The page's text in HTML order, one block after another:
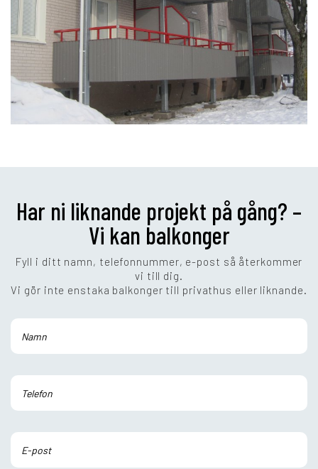
Har ni liknande projekt på gång? –
Vi kan balkonger
Fyll i ditt namn, telefonnummer, e-post så återkommer
vi till dig.
Vi gör inte enstaka balkonger till privathus eller liknande.
Lämna detta fält tomt.